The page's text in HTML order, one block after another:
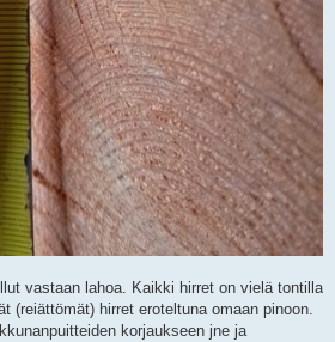
vastaan lahoa. Kaikki hirret on vielä tontilla
(reiättömät) hirret eroteltuna omaan pinoon.
korjaukseen jne ja